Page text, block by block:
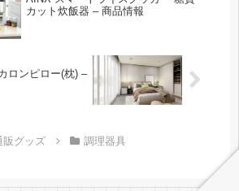
カット炊飯器 – 商品情報
ロンピロー(枕) –
販グッズ 調理器具